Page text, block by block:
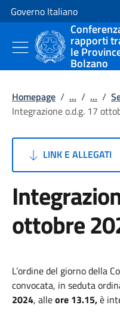
Vai al contenuto
Vai alla navigazione del sito
Governo Italiano
rapporti
le
Bolzano
Homepage / ... / ... /
Integrazione o.d.g. 17
LINK E ALLEGATI
ottobre
L’ordine del giorno della
convocata, in seduta
2024, alleore 13.15,è